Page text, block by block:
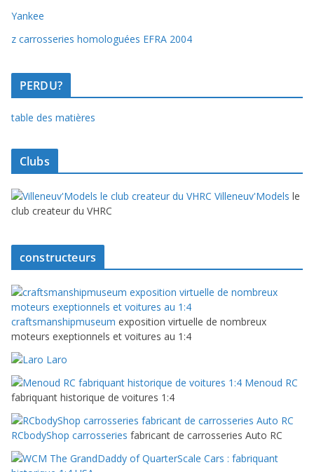
Yankee
z carrosseries homologuées EFRA 2004
PERDU?
table des matières
Clubs
Villeneuv'Models le
club createur du VHRC
constructeurs
craftsmanshipmuseum exposition virtuelle de nombreux
moteurs exeptionnels et voitures au 1:4
Laro
Menoud RC
fabriquant historique de voitures 1:4
RCbodyShop carrosseries fabricant de carrosseries Auto RC